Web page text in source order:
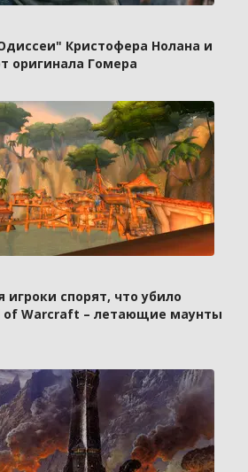
Кристофера Нолана и
оригинала Гомера
игроки спорят, что убило
of Warcraft – летающие маунты